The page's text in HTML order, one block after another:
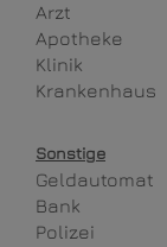
Arzt
Apotheke
Klinik
Krankenhaus
Sonstige
Geldautomat
Bank
Polizei